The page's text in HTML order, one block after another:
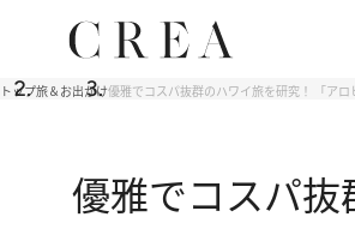
トップ旅＆お出かけ優雅でコスパ抜群のハワイ旅を研究！ 「ア
優雅でコスパ抜